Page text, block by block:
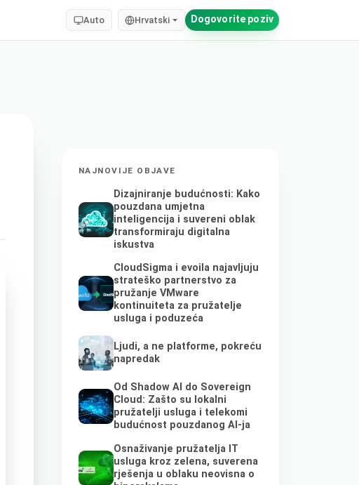
Auto Hrvatski Dogovorite poziv
NAJNOVIJE OBJAVE
Dizajniranje budućnosti: Kako
pouzdana umjetna
inteligencija i suvereni oblak
transformiraju digitalna
iskustva
CloudSigma i evoila najavljuju
strateško partnerstvo za
pružanje VMware
kontinuiteta za pružatelje
usluga i poduzeća
Ljudi, a ne platforme, pokreću
napredak
Od Shadow AI do Sovereign
Cloud: Zašto su lokalni
pružatelji usluga i telekomi
budućnost pouzdanog AI-ja
Osnaživanje pružatelja IT
usluga kroz zelena, suverena
rješenja u oblaku neovisna o